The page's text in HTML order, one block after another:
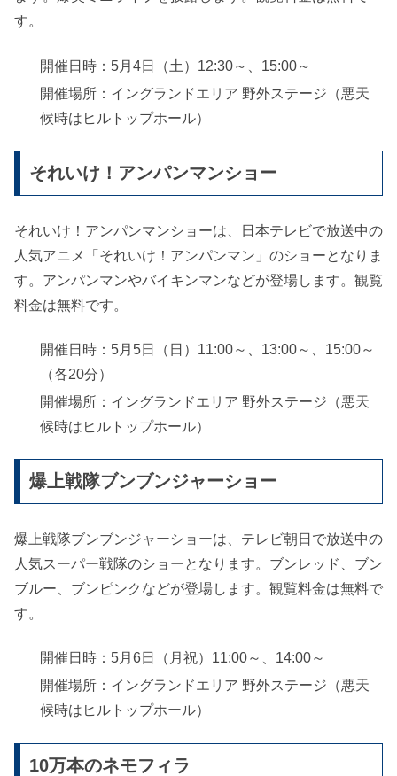
す。
開催日時：5月4日（土）12:30～、15:00～
開催場所：イングランドエリア 野外ステージ（悪天
候時はヒルトップホール）
それいけ！アンパンマンショー
それいけ！アンパンマンショーは、日本テレビで放送中の
人気アニメ「それいけ！アンパンマン」のショーとなりま
す。アンパンマンやバイキンマンなどが登場します。観覧
料金は無料です。
開催日時：5月5日（日）11:00～、13:00～、15:00～
（各20分）
開催場所：イングランドエリア 野外ステージ（悪天
候時はヒルトップホール）
爆上戦隊ブンブンジャーショー
爆上戦隊ブンブンジャーショーは、テレビ朝日で放送中の
人気スーパー戦隊のショーとなります。ブンレッド、ブン
ブルー、ブンピンクなどが登場します。観覧料金は無料で
す。
開催日時：5月6日（月祝）11:00～、14:00～
開催場所：イングランドエリア 野外ステージ（悪天
候時はヒルトップホール）
10万本のネモフィラ